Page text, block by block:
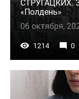
СТРУГАЦКИХ.
«Полдень»
06 октября,
1214 0